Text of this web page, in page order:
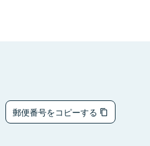
郵便番号をコピーする